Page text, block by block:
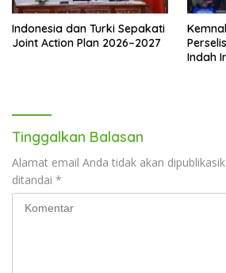
Indonesia dan Turki Sepakati
Joint Action Plan 2026–2027
Indah
Tinggalkan Balasan
Alamat email Anda tidak akan
ditandai *